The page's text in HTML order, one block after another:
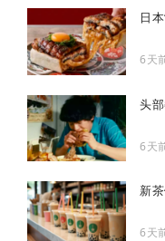
日
6天
头
6天
新
6天